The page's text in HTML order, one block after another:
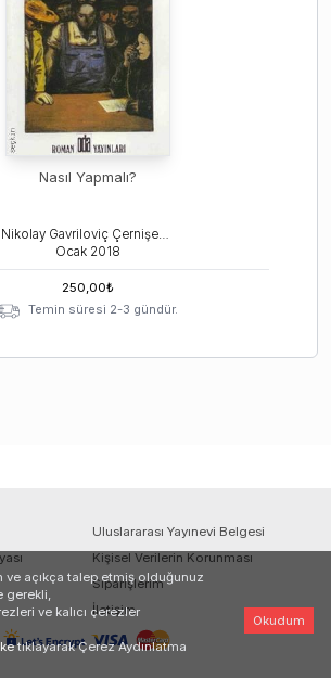
Nasıl Yapmalı?
Nikolay Gavriloviç Çernişevski
Ocak 2018
250,00₺
Temin süresi 2-3 gündür.
Uluslararası Yayınevi Belgesi
Kişisel Verilerin Korunması
Siparişlerim
İletişim
ve açıkça talep etmiş olduğunuz
gerekli,
ve kalıcı çerezler
tıklayarak Çerez Aydınlatma
Okudum